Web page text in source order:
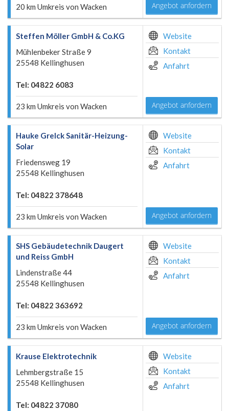
20 km Umkreis von Wacken Angebot anfordern
Steffen Möller GmbH & Co.KG
Mühlenbeker Straße 9
25548 Kellinghusen
Tel: 04822 6083
23 km Umkreis von Wacken
Website
Kontakt
Anfahrt
Angebot anfordern
Hauke Grelck Sanitär-Heizung-
Solar
Friedensweg 19
25548 Kellinghusen
Tel: 04822 378648
23 km Umkreis von Wacken
Website
Kontakt
Anfahrt
Angebot anfordern
SHS Gebäudetechnik Daugert
und Reiss GmbH
Lindenstraße 44
25548 Kellinghusen
Tel: 04822 363692
23 km Umkreis von Wacken
Website
Kontakt
Anfahrt
Angebot anfordern
Krause Elektrotechnik
Lehmbergstraße 15
25548 Kellinghusen
Tel: 04822 37080
Website
Kontakt
Anfahrt